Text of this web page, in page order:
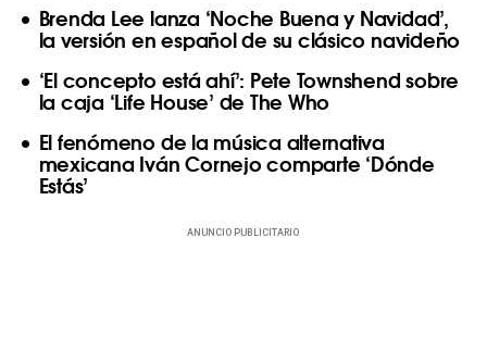
Brenda Lee lanza ‘Noche Buena y Navidad’,
la versión en español de su clásico navideño
‘El concepto está ahí’: Pete Townshend sobre
la caja ‘Life House’ de The Who
El fenómeno de la música alternativa
mexicana Iván Cornejo comparte ‘Dónde
Estás’
ANUNCIO PUBLICITARIO